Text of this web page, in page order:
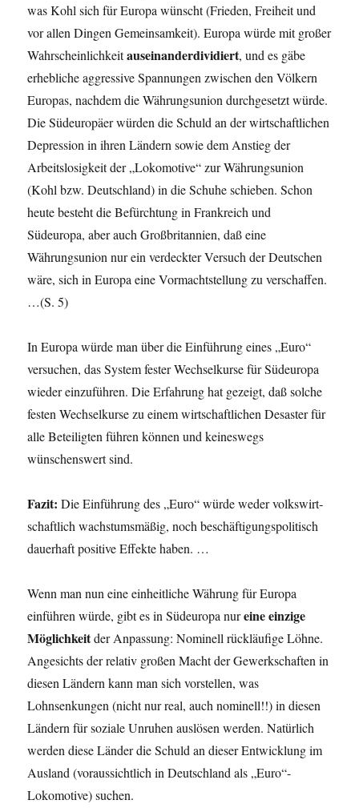
was Kohl sich für Europa wünscht (Frieden, Freiheit und
vor allen Dingen Gemeinsamkeit). Europa würde mit großer
Wahrscheinlichkeitauseinanderdividiert, und es gäbe
erhebliche aggressi­ve Spannungen zwischen den Völkern
Europas, nach­dem die Währungsunion durchgesetzt würde.
Die Süd­europäer würden die Schuld an der wirtschaftlichen
Depression in ihren Ländern sowie dem Anstieg der
Arbeitslosigkeit der „Lokomotive“ zur Währungsunion
(Kohl bzw. Deutschland) in die Schuhe schieben. Schon
heute besteht die Befürchtung in Frankreich und
Südeuropa, aber auch Großbritannien, daß eine
Währungsunion nur ein verdeckter Versuch der Deutschen
wäre, sich in Europa eine Vormachtstellung zu verschaffen.
…(S. 5)
In Europa würde man über die Einführung eines „Euro“
versuchen, das System fester Wechselkurse für Südeuropa
wieder einzuführen. Die Erfahrung hat gezeigt, daß solche
festen Wechselkurse zu einem wirtschaftlichen Desaster für
alle Beteiligten führen können und keineswegs
wünschenswert sind.
Fazit: Die Einführung des „Euro“ würde weder volkswirt­
schaftlich wachstumsmäßig, noch beschäftigungs­politisch
dauerhaft positive Effekte haben. …
Wenn man nun eine einheitliche Währung für Europa
einführen würde, gibt es in Südeuropa nureine einzige
Möglichkeitder Anpassung: Nominell rückläufige Löhne.
Angesichts der relativ großen Macht der Gewerkschaften in
diesen Ländern kann man sich vorstellen, was
Lohnsenkungen (nicht nur real, auch nominell!!) in diesen
Ländern für soziale Unruhen auslösen werden. Natürlich
werden diese Länder die Schuld an dieser Entwicklung im
Ausland (voraus­sichtlich in Deutschland als „Euro“-
Lokomotive) suchen.